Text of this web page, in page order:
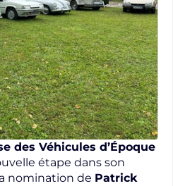
des Véhicules d’Époque
étape dans son
nomination de Patrick